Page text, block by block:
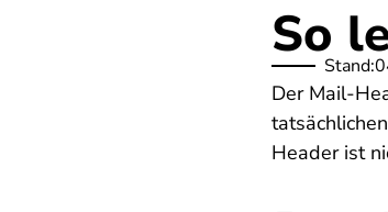
SoStand:
Der Mail-
Header ist